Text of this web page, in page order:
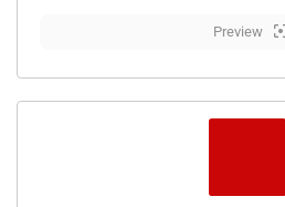
Preview